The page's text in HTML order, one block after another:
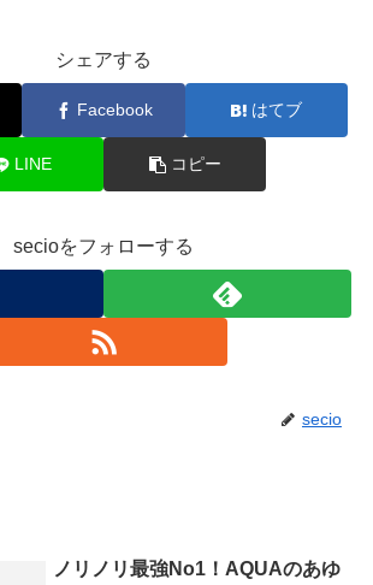
シェアする
Facebook はてブ
LINE コピー
secioをフォローする
secio
ノリノリ最強No1！AQUAのあゆ